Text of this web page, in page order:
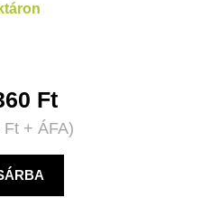
Ft
Ft+ ÁFA)